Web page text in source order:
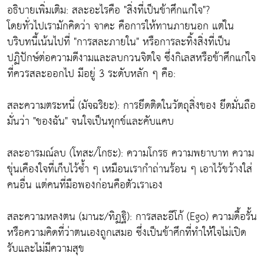
อธิบายเพิ่มเติม: สละอะไรคือ "สิ่งที่เป็นข้าศึกแก่ใจ"?
โดยทั่วไปเรามักคิดว่า จาคะ คือการให้ทานภายนอก แต่ใน
บริบทนี้เน้นไปที่ "การสละภายใน" หรือการละทิ้งสิ่งที่เป็น
ปฏิปักษ์ต่อความดีงามและลบกวนจิตใจ ซึ่งกิเลสหรือข้าศึกแก่ใจ
ที่ควรสละออกไป มีอยู่ 3 ระดับหลัก ๆ คือ:
สละความตระหนี่ (มัจฉริยะ): การยึดติดในวัตถุสิ่งของ ยึดมั่นถือ
มั่นว่า "ของฉัน" จนใจเป็นทุกข์และคับแคบ
สละอารมณ์ลบ (โทสะ/โกธะ): ความโกรธ ความพยาบาท ความ
ขุ่นเคืองใจที่เก็บไว้ซ้ำ ๆ เหมือนเรากำถ่านร้อน ๆ เอาไว้ขว้างใส่
คนอื่น แต่คนที่มือพองก่อนคือตัวเราเอง
สละความหลงตน (มานะ/ทิฏฐิ): การสละอีโก้ (Ego) ความดื้อรั้น
หรือความคิดที่ว่าตนเองถูกเสมอ ซึ่งเป็นข้าศึกที่ทำให้ใจไม่เปิด
รับและไม่มีความสุข